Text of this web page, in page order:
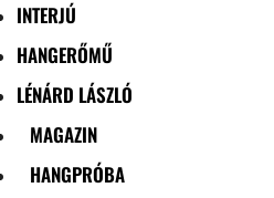
INTERJÚ
HANGERŐMŰ
LÉNÁRD LÁSZLÓ
MAGAZIN
HANGPRÓBA